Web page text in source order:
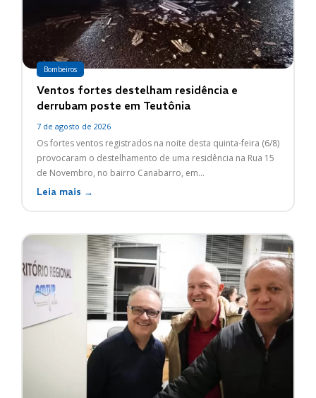
Bombeiros
Ventos fortes destelham residência e
derrubam poste em Teutônia
7 de agosto de 2026
Os fortes ventos registrados na noite desta quinta-feira (6/8)
provocaram o destelhamento de uma residência na Rua 15
de Novembro, no bairro Canabarro, em...
Leia mais →